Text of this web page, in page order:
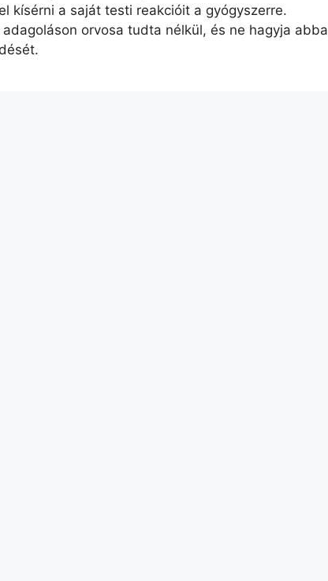
kísérni a saját testi reakcióit a gyógyszerre.
orvosa tudta nélkül, és ne hagyja abba